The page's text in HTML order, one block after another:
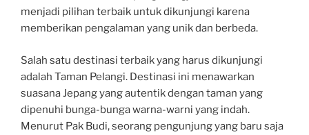
menjadi pilihan terbaik untuk dikunjungi karena
memberikan pengalaman yang unik dan berbeda.
Salah satu destinasi terbaik yang harus dikunjungi
adalah Taman Pelangi. Destinasi ini menawarkan
suasana Jepang yang autentik dengan taman yang
dipenuhi bunga-bunga warna-warni yang indah.
Menurut Pak Budi, seorang pengunjung yang baru saja